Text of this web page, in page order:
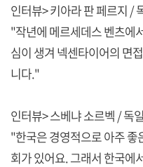
인터뷰> 키아라 판 페르지 /
"작년에 메르세데스 벤츠에
심이 생겨 넥센타이어의 면
니다."
인터뷰> 스베냐 소르벡 / 독
"한국은 경영적으로 아주 좋
회가 있어요. 그래서 한국에